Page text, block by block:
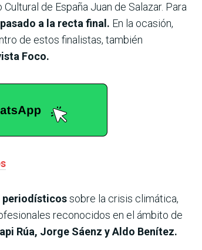
de España Juan de Salazar. Para
a la recta final. En la ocasión,
de estos finalistas, también
Foco.
periodísticossobre la crisis climática,
reconocidos en el ámbito de
Rúa, Jorge Sáenz y Aldo Benítez.